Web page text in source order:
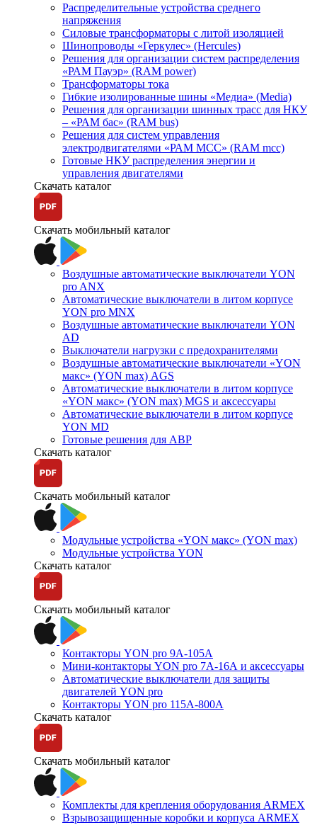
Распределительные устройства среднего
напряжения
Силовые трансформаторы с литой изоляцией
Шинопроводы «Геркулес» (Hercules)
Решения для организации систем распределения
«РАМ Пауэр» (RAM power)
Трансформаторы тока
Гибкие изолированные шины «Медиа» (Media)
Решения для организации шинных трасс для НКУ
– «РАМ бас» (RAM bus)
Решения для систем управления
электродвигателями «РАМ МСС» (RAM mcc)
Готовые НКУ распределения энергии и
управления двигателями
Скачать каталог
Скачать мобильный каталог
Воздушные автоматические выключатели YON
pro ANX
Автоматические выключатели в литом корпусе
YON pro MNX
Воздушные автоматические выключатели YON
AD
Выключатели нагрузки с предохранителями
Воздушные автоматические выключатели «YON
макс» (YON max) AGS
Автоматические выключатели в литом корпусе
«YON макс» (YON max) MGS и аксессуары
Автоматические выключатели в литом корпусе
YON MD
Готовые решения для АВР
Скачать каталог
Скачать мобильный каталог
Модульные устройства «YON макс» (YON max)
Модульные устройства YON
Скачать каталог
Скачать мобильный каталог
Контакторы YON pro 9А-105А
Мини-контакторы YON pro 7А-16А и аксессуары
Автоматические выключатели для защиты
двигателей YON pro
Контакторы YON pro 115А-800А
Скачать каталог
Скачать мобильный каталог
Комплекты для крепления оборудования ARMEX
Взрывозащищенные коробки и корпуса ARMEX